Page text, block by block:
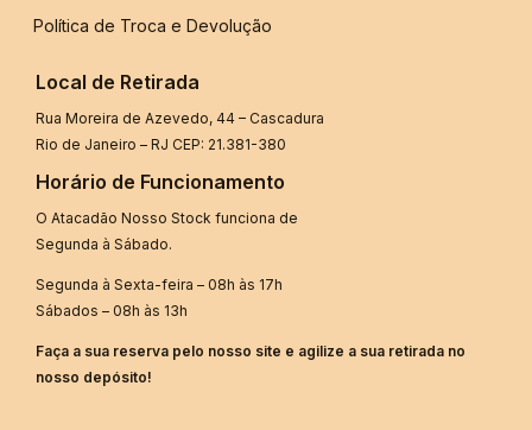
Política de Troca e Devolução
Local de Retirada
Rua Moreira de Azevedo, 44 – Cascadura
Rio de Janeiro – RJ CEP: 21.381-380
Horário de Funcionamento
O Atacadão Nosso Stock funciona de
Segunda à Sábado.
Segunda à Sexta-feira – 08h às 17h
Sábados – 08h às 13h
Faça a sua reserva pelo nosso site e agilize a sua retirada no
nosso depósito!